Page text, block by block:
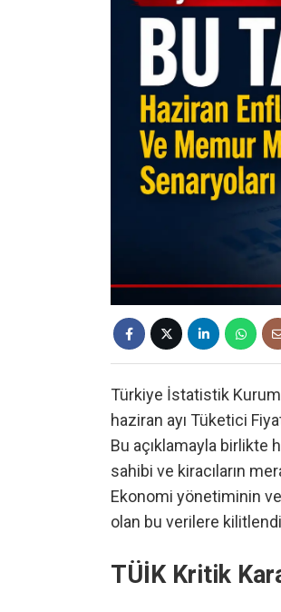
Türkiye İstatistik
haziran ayı Tüketici
Bu açıklamayla
sahibi ve kiracıların
Ekonomi yönetiminin
olan bu verilere
TÜİK Kritik